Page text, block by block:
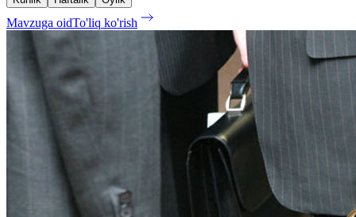
Mavzuga oidTo'liq ko'rish